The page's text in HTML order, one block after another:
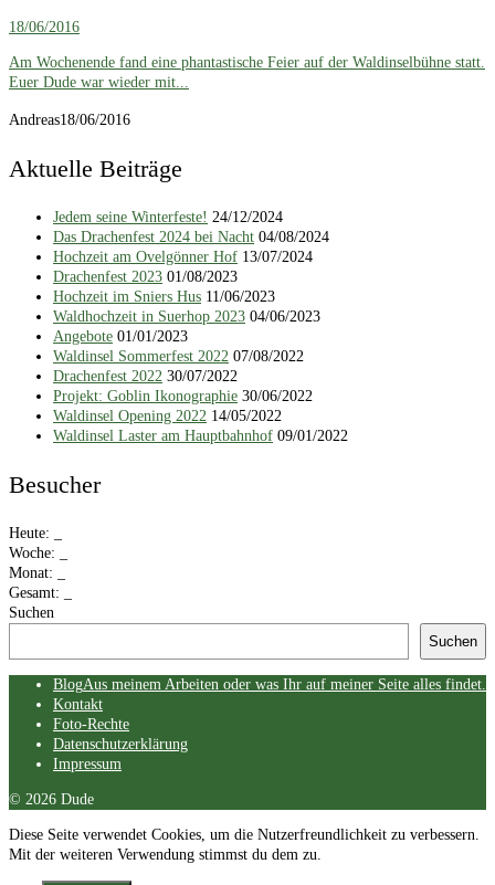
18/06/2016
Am Wochenende fand eine phantastische Feier auf der Waldinselbühne statt.
Euer Dude war wieder mit...
Andreas18/06/2016
Aktuelle Beiträge
Jedem seine Winterfeste! 24/12/2024
Das Drachenfest 2024 bei Nacht 04/08/2024
Hochzeit am Ovelgönner Hof 13/07/2024
Drachenfest 2023 01/08/2023
Hochzeit im Sniers Hus 11/06/2023
Waldhochzeit in Suerhop 2023 04/06/2023
Angebote 01/01/2023
Waldinsel Sommerfest 2022 07/08/2022
Drachenfest 2022 30/07/2022
Projekt: Goblin Ikonographie 30/06/2022
Waldinsel Opening 2022 14/05/2022
Waldinsel Laster am Hauptbahnhof 09/01/2022
Besucher
Heute:
Woche:
Monat:
Gesamt:
Suchen
Suchen
menu
BlogAus meinem Arbeiten oder was Ihr auf meiner Seite alles findet.
Kontakt
Foto-Rechte
Datenschutzerklärung
Impressum
End
menu
© 2026 Dude
Diese Seite verwendet Cookies, um die Nutzerfreundlichkeit zu verbessern.
Mit der weiteren Verwendung stimmst du dem zu.